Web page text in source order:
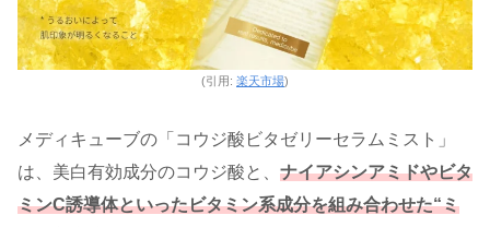
(引用: 楽天市場)
メディキューブの「コウジ酸ビタゼリーセラムミスト」
は、美白有効成分のコウジ酸と、 ナイアシンアミドやビタ
ミンC誘導体といったビタミン系成分を組み合わせた“ミ